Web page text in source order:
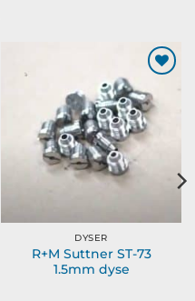
Legg til
ønskeliste
DYSER
R+M Suttner ST-73
1.5mm dyse